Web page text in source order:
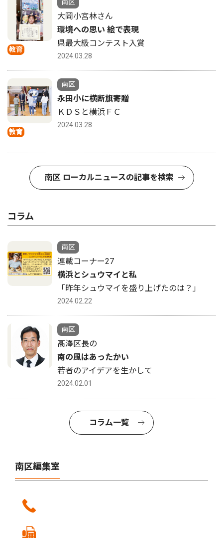
教育
南区
大岡小宮林さん
環境への思い 絵で表現
県最大級コンテスト入賞
2024.03.28
教育
南区
永田小に横断旗寄贈
ＫＤＳと横浜ＦＣ
2024.03.28
南区 ローカルニュースの記事を検索
コラム
南区
連載コーナー27
横浜とシュウマイと私
「昨年シュウマイを盛り上げたのは？」
2024.02.22
南区
髙澤区長の
南の風はあったかい
若者のアイデアを生かして
2024.02.01
コラム一覧
南区編集室